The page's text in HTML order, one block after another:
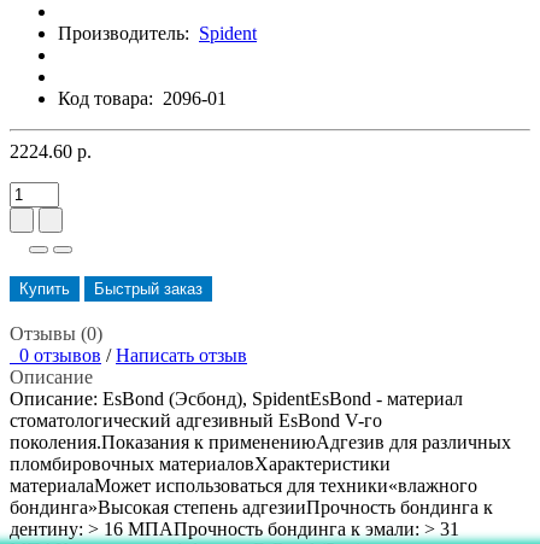
Производитель: Spident
Код товара: 2096-01
2224.60 р.
Купить Быстрый заказ
Отзывы (0)
0 отзывов / Написать отзыв
Описание
Описание: EsBond (Эсбонд), SpidentEsBond - материал
стоматологический адгезивный EsBond V-го
поколения.Показания к применениюАдгезив для различных
пломбировочных материаловХарактеристики
материалаМожет использоваться для техники«влажного
бондинга»Высокая степень адгезииПрочность бондинга к
дентину: > 16 МПАПрочность бондинга к эмали: > 31